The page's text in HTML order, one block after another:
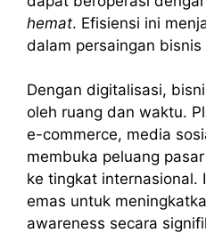
hemat. Efisiensi ini
dalam persaingan bisnis
Dengan digitalisasi,
oleh ruang dan waktu.
e-commerce, media
membuka peluang
ke tingkat internasional.
emas untuk
awareness secara